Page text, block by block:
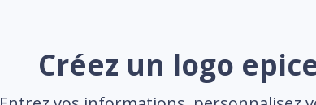
Créez un logo